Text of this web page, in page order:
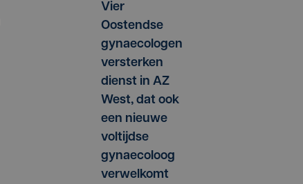
Vier
Oostendse
gynaecologen
versterken
dienst in AZ
West, dat ook
een nieuwe
voltijdse
gynaecoloog
verwelkomt